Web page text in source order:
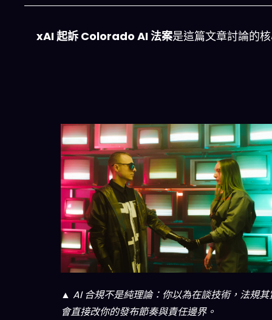
xAI 起訴 Colorado AI 法案是這篇文章討論的
▲ AI 合規不是純理論：你以為在談技術，法規其
會直接改你的發布節奏與責任邊界。